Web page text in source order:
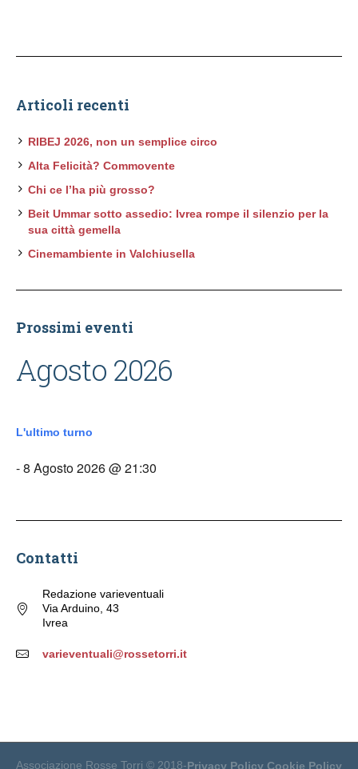
Articoli recenti
RIBEJ 2026, non un semplice circo
Alta Felicità? Commovente
Chi ce l’ha più grosso?
Beit Ummar sotto assedio: Ivrea rompe il silenzio per la
sua città gemella
Cinemambiente in Valchiusella
Prossimi eventi
Agosto 2026
L'ultimo turno
- 8 Agosto 2026 @ 21:30
Contatti
Redazione varieventuali
Via Arduino, 43
Ivrea
varieventuali@rossetorri.it
Privacy Policy Cookie Policy
Associazione Rosse Torri © 2018-